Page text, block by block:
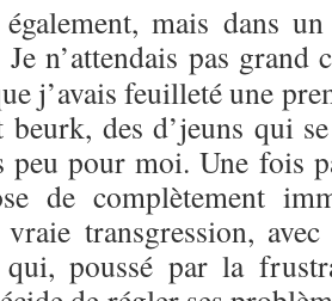
mais dans
Je n’attendais pas grand
j’avais feuilleté une
beurk, des d’jeuns qui
peu pour moi. Une fois
de complètement
transgression,
poussé par la